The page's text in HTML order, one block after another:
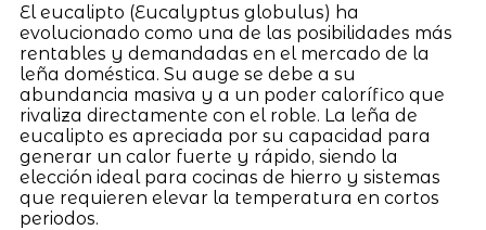
El eucalipto (Eucalyptus globulus) ha
evolucionado como una de las posibilidades más
rentables y demandadas en el mercado de la
leña doméstica. Su auge se debe a su
abundancia masiva y a un poder calorífico que
rivaliza directamente con el roble. La leña de
eucalipto es apreciada por su capacidad para
generar un calor fuerte y rápido, siendo la
elección ideal para cocinas de hierro y sistemas
que requieren elevar la temperatura en cortos
periodos.